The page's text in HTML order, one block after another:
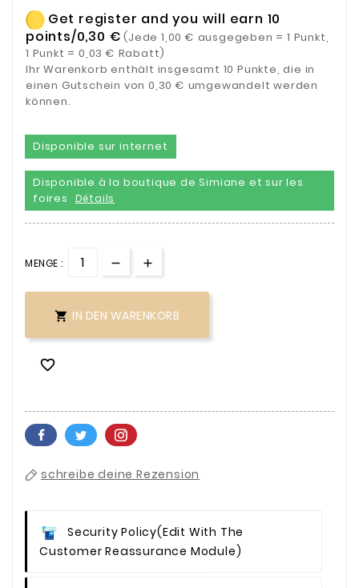
Get register and you will earn 10
points/0,30 € (Jede 1,00 € ausgegeben = 1 Punkt,
1 Punkt = 0,03 € Rabatt)
Ihr Warenkorb enthält insgesamt 10 Punkte, die in
einen Gutschein von 0,30 € umgewandelt werden
können.
Disponible sur internet
Disponible à la boutique de Simiane et sur les
foires
Détails
MENGE :
 IN DEN WARENKORB

schreibe deine Rezension
Security Policy(edit With The
Customer Reassurance Module)